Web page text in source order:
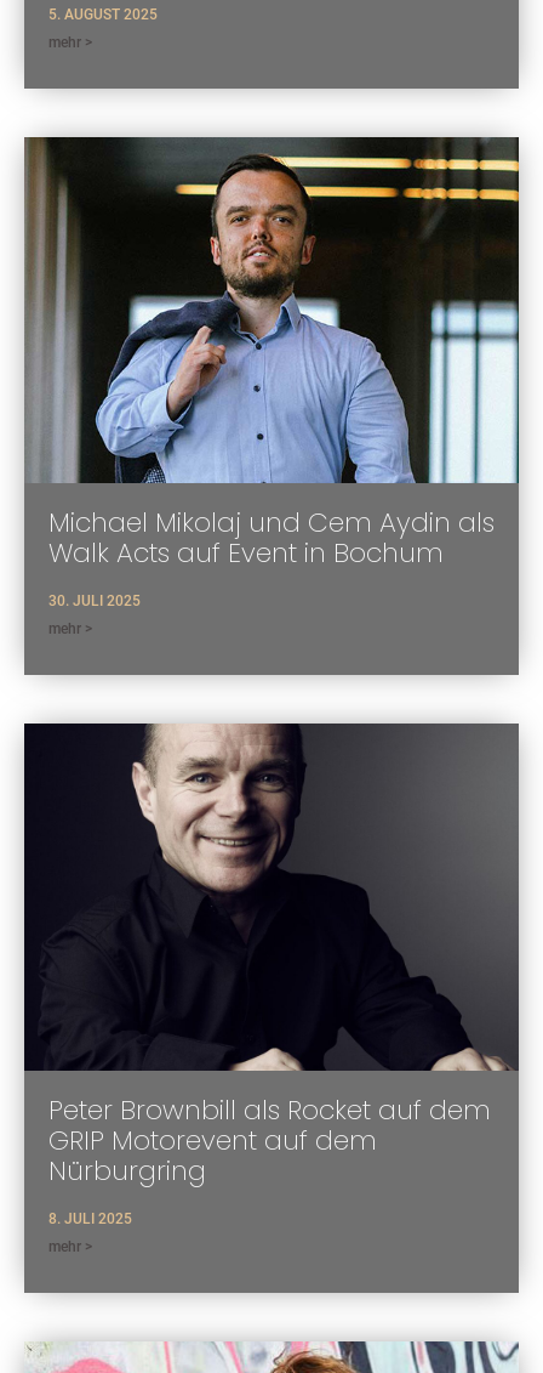
5. AUGUST 2025
mehr >
Michael Mikolaj und Cem Aydin als
Walk Acts auf Event in Bochum
30. JULI 2025
mehr >
Peter Brownbill als Rocket auf dem
GRIP Motorevent auf dem
Nürburgring
8. JULI 2025
mehr >